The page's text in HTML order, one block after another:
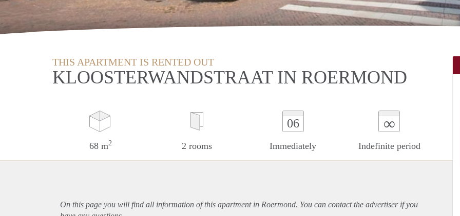
THIS APARTMENT IS RENTED OUT
KLOOSTERWANDSTRAAT IN ROERMOND
68 m2 2 rooms
06
Immediately
∞
Indefinite period
On this page you will find all information of this apartmentin Roermond. You can contact the advertiser if you